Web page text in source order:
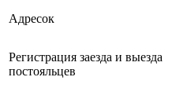
Адресок
Регистрация заезда и выезда
постояльцев